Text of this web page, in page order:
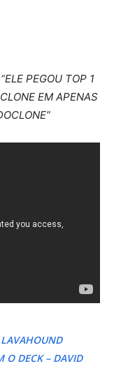
“ELE PEGOU TOP 1
EM APENAS
O DECK – DAVID